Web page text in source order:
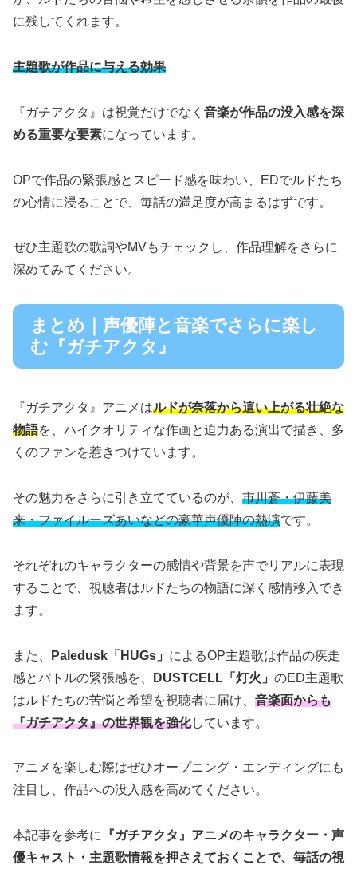
に残してくれます。
主題歌が作品に与える効果
『ガチアクタ』は視覚だけでなく 音楽が作品の没入感を深
める重要な要素になっています。
OPで作品の緊張感とスピード感を味わい、EDでルドたち
の心情に浸ることで、毎話の満足度が高まるはずです。
ぜひ主題歌の歌詞やMVもチェックし、作品理解をさらに
深めてみてください。
まとめ｜声優陣と音楽でさらに楽し
む『ガチアクタ』
『ガチアクタ』アニメはルドが奈落から這い上がる壮絶な
物語を、ハイクオリティな作画と迫力ある演出で描き、多
くのファンを惹きつけています。
その魅力をさらに引き立てているのが、 市川蒼・伊藤美
来・ファイルーズあいなどの豪華声優陣の熱演です。
それぞれのキャラクターの感情や背景を声でリアルに表現
することで、視聴者はルドたちの物語に深く感情移入でき
ます。
また、 Paledusk「HUGs」 によるOP主題歌は作品の疾走
感とバトルの緊張感を、
DUSTCELL「灯火」 のED主題歌
はルドたちの苦悩と希望を視聴者に届け、 音楽面からも
『ガチアクタ』の世界観を強化しています。
アニメを楽しむ際はぜひオープニング・エンディングにも
注目し、作品への没入感を高めてください。
本記事を参考に
『ガチアクタ』アニメのキャラクター・声
優キャスト・主題歌情報を押さえておくことで、毎話の視